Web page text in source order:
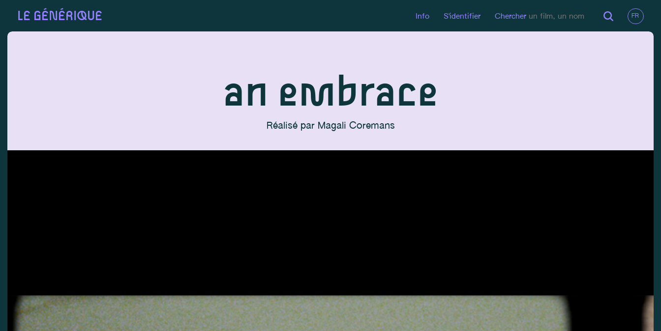
LE GÉNÉRIQUE Info S'identifier Chercher
an embrace
Réalisé par Magali Coremans